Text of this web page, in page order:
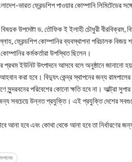
ভারত ফ্রেন্ডশিপ পাওয়ার কোম্পানি লিমিটেডের
বিষয়ক উপদেষ্টা ড. তৌফিক ই ইলাহী চৌধুরী বীরবিক্রম,
ফ্রেন্ডশিপ কোম্পানির ব্যবস্থাপনা পরিচালক বিজয়
কর্মকর্তারা উপস্থিত ছিলেন।
প্রথম ইউনিট উৎপাদনে আসবে বলে অনুষ্ঠানে
করা হবে। বিদ্যুৎ কেন্দ্র স্থাপনের জন্য
সুন্দরবনের পরিবেশের কোনো ক্ষতি হবে না। আল্ট্রা
সবচেয়ে উন্নত প্রযুক্তি। এই প্রযুক্তি দেশের
আনা হবে এবং কোথা থেকে আনা হবে তা নির্ধারণের